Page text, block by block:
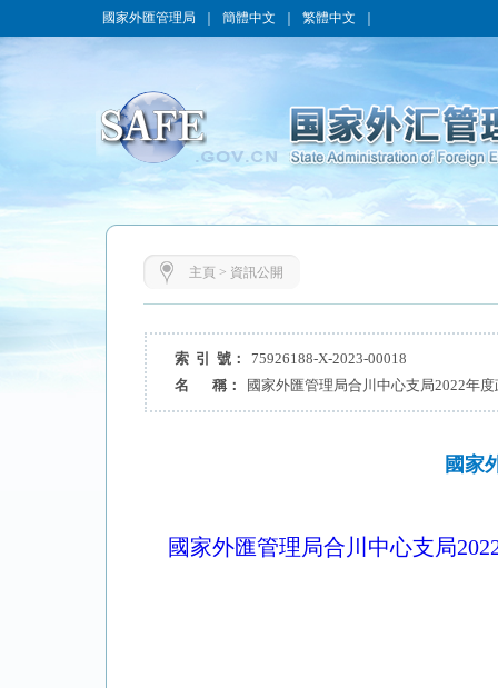
國家外匯管理局 簡體中文 繁體中文
主頁 > 資訊公開
索 引 號：
75926188-X-2023-00018
名 稱：
國家外匯管理局合川中心支局2022年
國家
國家外匯管理局合川中心支局